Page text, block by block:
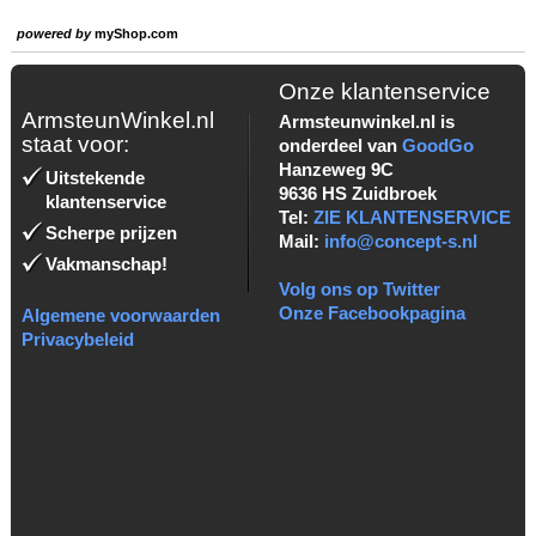
powered bymyShop.com
ArmsteunWinkel.nl
staat voor:
Uitstekende
klantenservice
Scherpe prijzen
Vakmanschap!
Algemene voorwaarden
Privacybeleid
Onze klantenservice
Armsteunwinkel.nl is
onderdeel van GoodGo
Hanzeweg 9C
9636 HS Zuidbroek
Tel: ZIE KLANTENSERVICE
Mail: info@concept-s.nl
Volg ons op Twitter
Onze Facebookpagina